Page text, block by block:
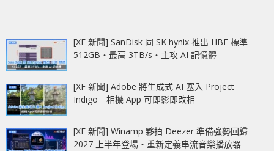
[XF 新聞] SanDisk 同 SK hynix 推出 HBF 標準
512GB‧最高 3TB/s‧主攻 AI 記憶體
[XF 新聞] Adobe 將生成式 AI 塞入 Project
Indigo 相機 App 可即影即改相
[XF 新聞] Winamp 夥拍 Deezer 準備強勢回歸
2027 上半年登場‧重新定義串流音樂播放器